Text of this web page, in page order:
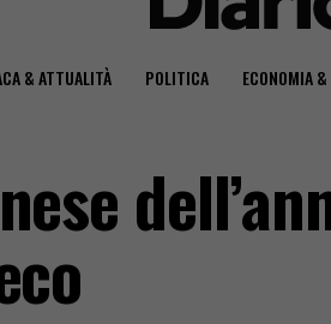
& ATTUALITÀ POLITICA ECONOMIA &